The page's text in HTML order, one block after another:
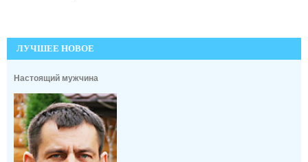
ЛУЧШЕЕ НОВОЕ
Настоящий мужчина